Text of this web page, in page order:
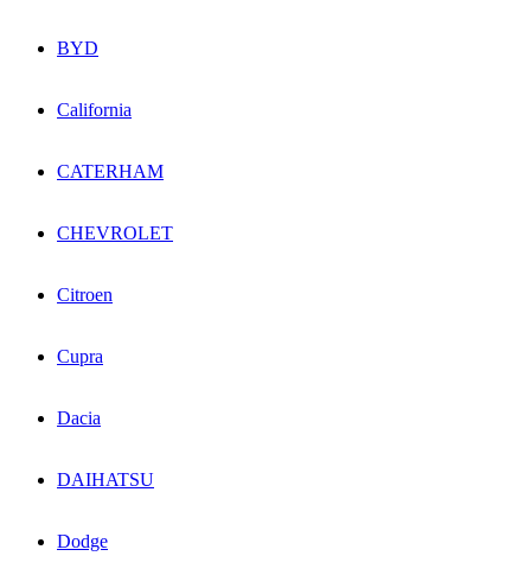
BYD
California
CATERHAM
CHEVROLET
Citroen
Cupra
Dacia
DAIHATSU
Dodge